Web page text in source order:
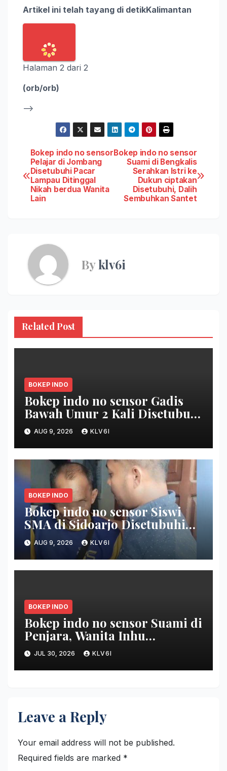
Artikel ini telah tayang di detikKalimantan
Halaman 2 dari 2
(orb/orb)
–>
Post
navigation
Bokep indo no sensor
Suami di Bengkalis
Serahkan Istri ke
Dukun ciptakan
Disetubuhi, Dalih
Sembuhkan Santet
Bokep indo no sensor
Pelajar di Jombang
Disetubuhi Pacar
Lampau Ditinggal
Nikah berdua Wanita
Lain
Byklv6i
Related Post
BOKEP INDO
Bokep indo no sensor Gadis
Bawah Umur 2 Kali Disetubuhi
Tetangga di Hotel
AUG 9, 2026 KLV6I
BOKEP INDO
Bokep indo no sensor Siswi
SMA di Sidoarjo Disetubuhi
Bapak Kandung Berulang Kali,
saat ini Hamil 4 purnama
AUG 9, 2026 KLV6I
BOKEP INDO
Bokep indo no sensor Suami di
Penjara, Wanita Inhu
Disetubuhi Dukun berdua
Modus Nikah Batin
JUL 30, 2026 KLV6I
Leave a Reply
Your email address will not be published.
Required fields are marked *